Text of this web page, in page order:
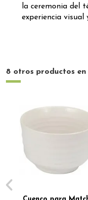
la ceremonia del
experiencia
8 otros productos